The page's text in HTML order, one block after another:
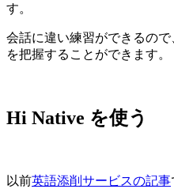
す。
会話に違い練習ができるの
を把握することができます。
Hi Native を使う
以前英語添削サービスの記事